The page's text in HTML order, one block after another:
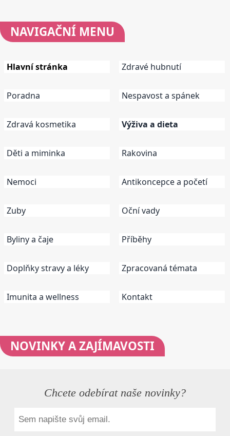
NAVIGAČNÍ MENU
Hlavní stránka
Poradna
Zdravá kosmetika
Děti a miminka
Nemoci
Zuby
Byliny a čaje
Doplňky stravy a léky
Imunita a wellness
Zdravé hubnutí
Nespavost a spánek
Výživa a dieta
Rakovina
Antikoncepce a početí
Oční vady
Příběhy
Zpracovaná témata
Kontakt
NOVINKYA ZAJÍMAVOSTI
Chcete odebírat naše novinky?